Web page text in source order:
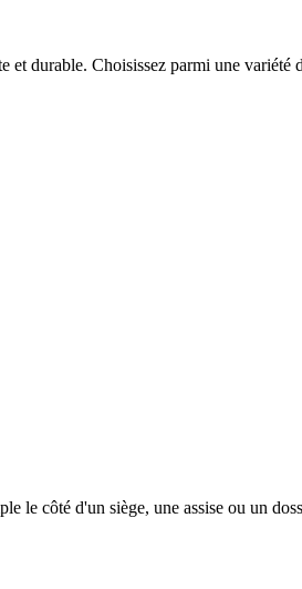
durable. Choisissez parmi une
le côté d'un siège, une assise ou un